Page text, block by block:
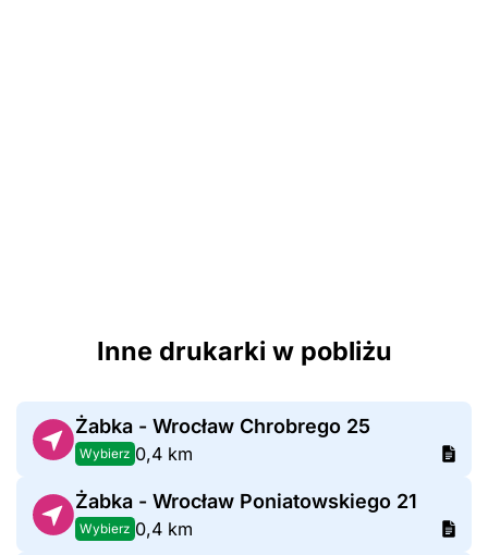
Inne drukarki w pobliżu
Żabka - Wrocław Chrobrego 25
Wybierz 0,4 km
Żabka - Wrocław Poniatowskiego 21
Wybierz 0,4 km